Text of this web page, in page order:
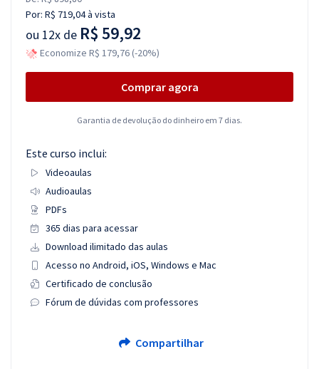
Por: R$ 719,04à vista
ou 12x de R$ 59,92
Economize R$ 179,76 (-20%)
Comprar agora
Garantia de devolução do dinheiro em 7 dias.
Este curso inclui:
Videoaulas
Audioaulas
PDFs
365 dias para acessar
Download ilimitado das aulas
Acesso no Android, iOS, Windows e Mac
Certificado de conclusão
Fórum de dúvidas com professores
Compartilhar